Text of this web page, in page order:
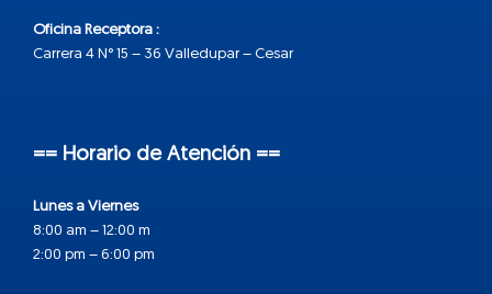
Oficina Receptora :
Carrera 4 N° 15 – 36 Valledupar – Cesar
== Horario de Atención ==
Lunes a Viernes
8:00 am – 12:00 m
2:00 pm – 6:00 pm